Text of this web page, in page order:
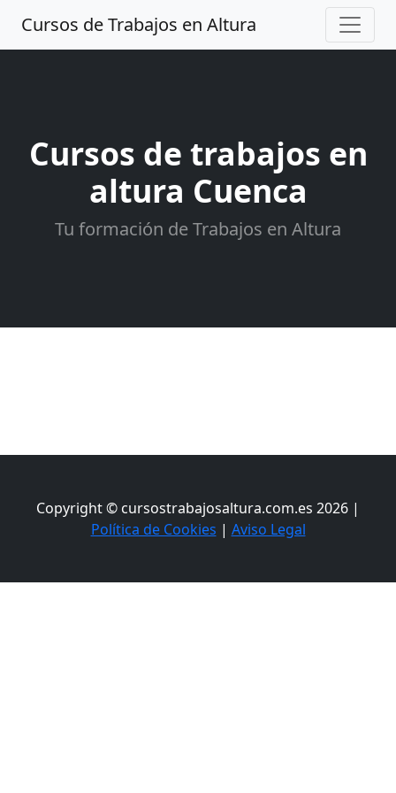
Cursos de Trabajos en Altura
Cursos de trabajos en
altura Cuenca
Tu formación de Trabajos en Altura
Copyright © cursostrabajosaltura.com.es 2026 |
Política de Cookies | Aviso Legal